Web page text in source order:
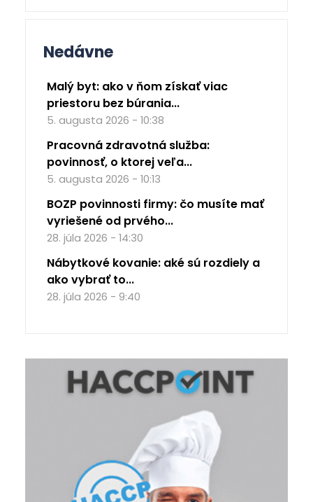
Nedávne
Malý byt: ako v ňom získať viac
priestoru bez búrania...
5. augusta 2026 - 10:38
Pracovná zdravotná služba:
povinnosť, o ktorej veľa...
5. augusta 2026 - 10:13
BOZP povinnosti firmy: čo musíte mať
vyriešené od prvého...
28. júla 2026 - 14:30
Nábytkové kovanie: aké sú rozdiely a
ako vybrať to...
28. júla 2026 - 9:40